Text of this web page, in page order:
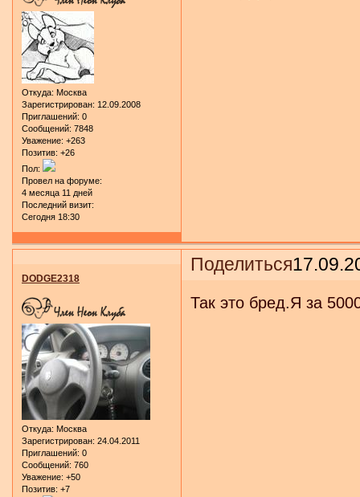
Откуда: Москва
Зарегистрирован: 12.09.2008
Приглашений: 0
Сообщений: 7848
Уважение: +263
Позитив: +26
Пол:
Провел на форуме:
4 месяца 11 дней
Последний визит:
Сегодня 18:30
Поделиться
DODGE2318
Откуда: Москва
Зарегистрирован: 24.04.2011
Приглашений: 0
Сообщений: 760
Уважение: +50
Позитив: +7
Так это бред.Я за